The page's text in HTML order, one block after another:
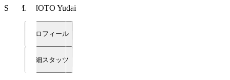
SHIMAMOTO Yudai
プロフィール
詳細スタッツ